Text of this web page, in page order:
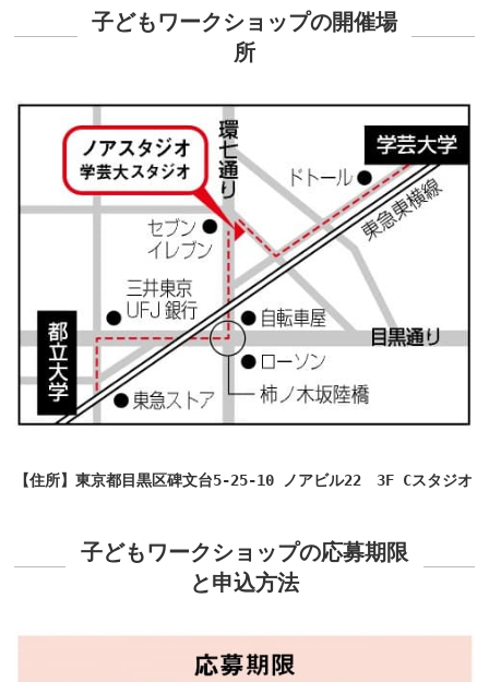
子どもワークショップの開催場
所
【住所】東京都目黒区碑文台5-25-10 ノアビル22　3F Cスタジオ
子どもワークショップの応募期限
と申込方法